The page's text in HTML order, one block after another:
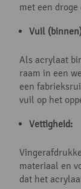
met een droge
Vuil
Als acrylaat
raam in een
een
vuil op het
Vettigheid:
materiaal en
dat het